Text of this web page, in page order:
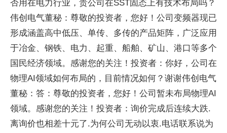
否用在电力行业，贵公司在SST固态上有技术布局吗？
伟创电气董秘：尊敬的投资者，您好！公司变频器现已
形成涵盖高中低压、单传、多传的产品矩阵，广泛应用
于冶金、钢铁、电力、起重、船舶、矿山、港口等多个
国民经济领域。感谢您的关注！投资者：你好，公司在
物理AI领域如何布局的，目前情况如何？谢谢伟创电气
董秘：答：尊敬的投资者，您好！公司暂未布局物理AI
领域。感谢您的关注！投资者：询价完成后连续大跌.
离询价也相差十元了.为何公司无动以衷.电话联系说为